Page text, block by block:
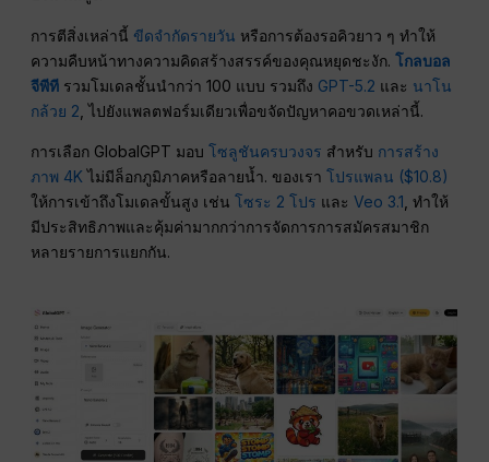
การตีสิ่งเหล่านี้ ขีดจำกัดรายวัน หรือการต้องรอคิวยาว ๆ ทำให้
ความคืบหน้าทางความคิดสร้างสรรค์ของคุณหยุดชะงัก.โกลบอล
จีพีที รวมโมเดลชั้นนำกว่า 100 แบบ รวมถึง GPT-5.2 และ นาโน
กล้วย 2 , ไปยังแพลตฟอร์มเดียวเพื่อขจัดปัญหาคอขวดเหล่านี้.
การเลือก GlobalGPT มอบโซลูชันครบวงจร สำหรับ การสร้าง
ภาพ 4Kไม่มีล็อกภูมิภาคหรือลายน้ำ. ของเราโปรแพลน ($10.8)
ให้การเข้าถึงโมเดลขั้นสูง เช่นโซระ 2 โปร และVeo 3.1 , ทำให้
มีประสิทธิภาพและคุ้มค่ามากกว่าการจัดการการสมัครสมาชิก
หลายรายการแยกกัน.